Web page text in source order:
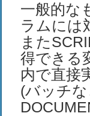
一般的な
ラムには
また
得できる
内で直接
(バッチ